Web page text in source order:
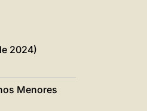
POLSKI
中文
2024)
Menores